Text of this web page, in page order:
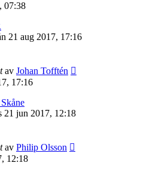
07:38
21 aug 2017, 17:16
av Johan Tofftén
17:16
21 jun 2017, 12:18
av Philip Olsson
12:18